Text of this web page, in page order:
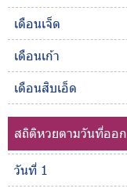
เดือนเจ็ด
เดือนเก้า
เดือนสิบเอ็ด
สถิติหวยตามวันที่ออก
วันที่ 1